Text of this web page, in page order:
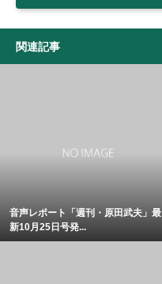
関連記事
音声レポート「週刊・原田武夫」最
新10月25日号発...